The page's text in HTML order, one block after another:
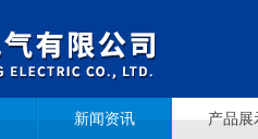
新闻资讯 产品展